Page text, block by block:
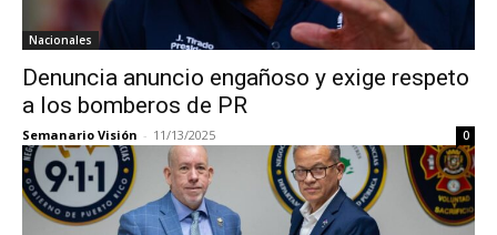
Nacionales
Denuncia anuncio engañoso y exige respeto
a los bomberos de PR
Semanario Visión - 11/13/2025 0